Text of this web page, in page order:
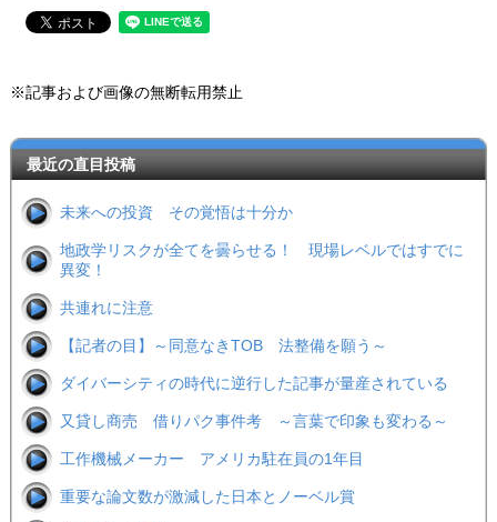
※記事および画像の無断転用禁止
最近の直目投稿
未来への投資 その覚悟は十分か
地政学リスクが全てを曇らせる！ 現場レベルではすでに
異変！
共連れに注意
【記者の目】～同意なきTOB 法整備を願う～
ダイバーシティの時代に逆行した記事が量産されている
又貸し商売 借りパク事件考 ～言葉で印象も変わる～
工作機械メーカー アメリカ駐在員の1年目
重要な論文数が激減した日本とノーベル賞